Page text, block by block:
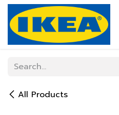
Skip to Content
All Products